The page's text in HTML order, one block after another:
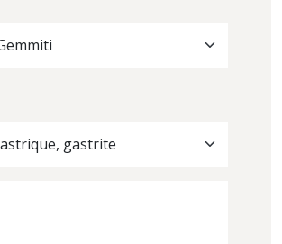
gastrite